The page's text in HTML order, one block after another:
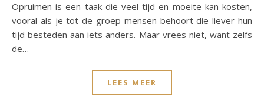
Opruimen is een taak die veel tijd en moeite kan kosten,
vooral als je tot de groep mensen behoort die liever hun
tijd besteden aan iets anders. Maar vrees niet, want zelfs
de…
LEES MEER